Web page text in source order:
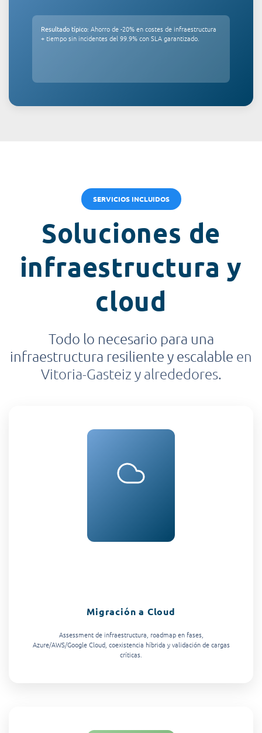
Resultado típico: Ahorro de -20% en costes de infraestructura
+ tiempo sin incidentes del 99.9% con SLA garantizado.
SERVICIOS INCLUIDOS
Soluciones de
infraestructura y
cloud
Todo lo necesario para una
infraestructura resiliente y escalable en
Vitoria-Gasteiz y alrededores.
Migración a Cloud
Assessment de infraestructura, roadmap en fases,
Azure/AWS/Google Cloud, coexistencia híbrida y validación de cargas
críticas.